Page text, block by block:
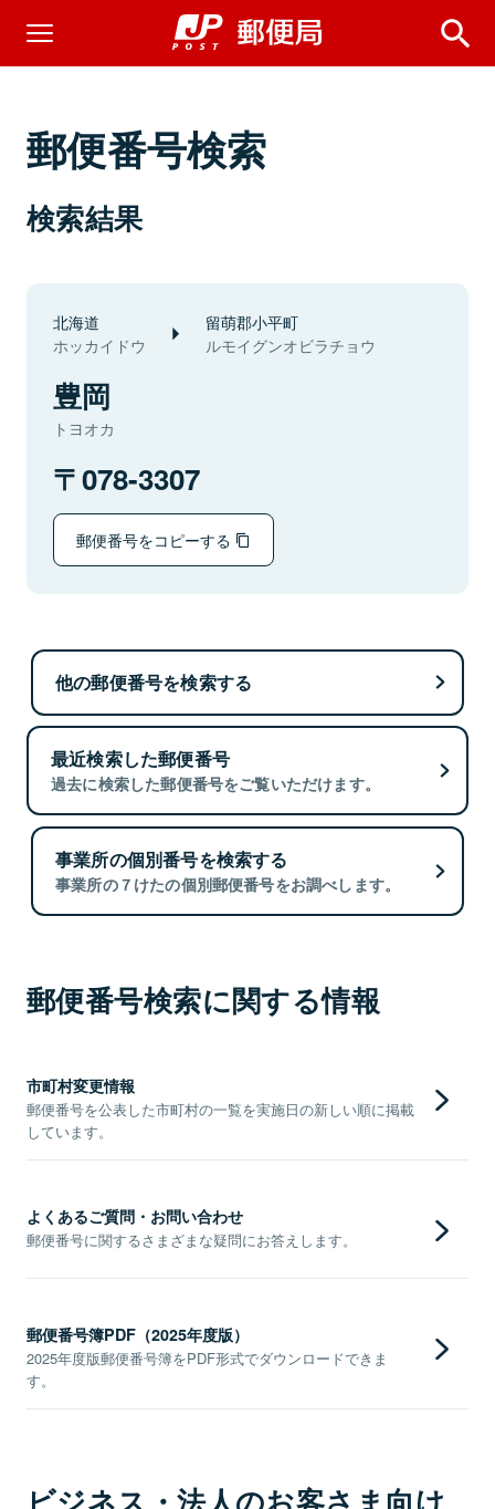
郵便番号検索
検索結果
北海道
ホッカイドウ
留萌郡小平町
ルモイグンオビラチョウ
豊岡
トヨオカ
078-3307
郵便番号をコピーする
他の郵便番号を検索する
最近検索した郵便番号
過去に検索した郵便番号をご覧いただけます。
事業所の個別番号を検索する
事業所の７けたの個別郵便番号をお調べします。
郵便番号検索に関する情報
市町村変更情報
郵便番号を公表した市町村の一覧を実施日の新しい順に掲載
しています。
よくあるご質問・お問い合わせ
郵便番号に関するさまざまな疑問にお答えします。
郵便番号簿PDF（2025年度版）
2025年度版郵便番号簿をPDF形式でダウンロードできま
す。